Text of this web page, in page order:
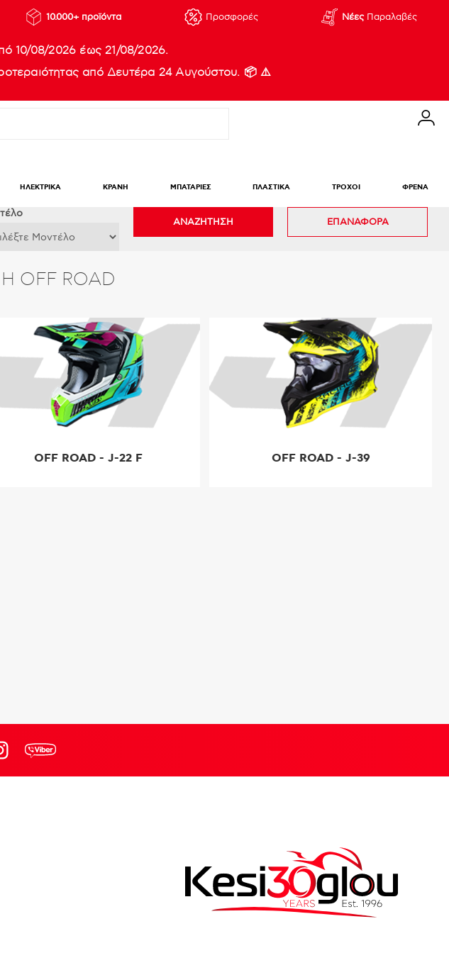
10.000+ προϊόντα Προσφορές ΝέεςΠαραλαβές
10/08/2026 έως 21/08/2026.
από Δευτέρα 24 Αυγούστου. 📦 ⚠️
ΗΛΕΚΤΡΙΚΑ ΚΡΑΝΗ ΜΠΑΤΑΡΙΕΣ ΠΛΑΣΤΙΚΑ ΤΡΟΧΟΙ ΦΡΕΝΑ
ΑΝΑΖΗΤΗΣΗ ΕΠΑΝΑΦΟΡΑ
OFF ROAD
OFF ROAD - J-22 F OFF ROAD - J-39